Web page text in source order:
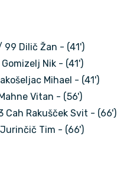
99 Dilič Žan - (41')
Nik - (41')
Mihael - (41')
Vitan - (56')
Cah Rakušček Svit - (66')
Jurinčič Tim - (66')